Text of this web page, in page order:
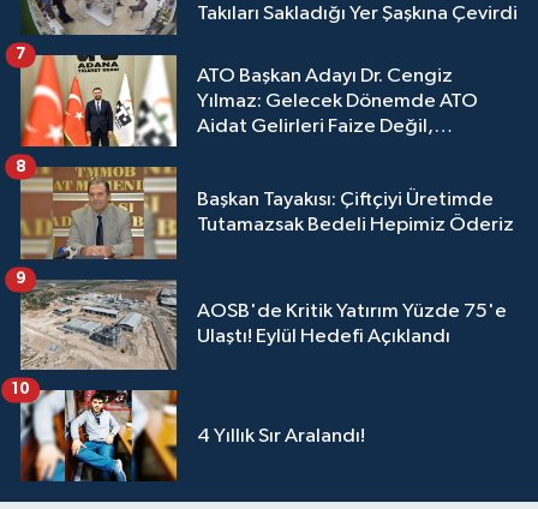
Takıları Sakladığı Yer Şaşkına Çevirdi
ATO Başkan Adayı Dr. Cengiz
Yılmaz: Gelecek Dönemde ATO
Aidat Gelirleri Faize Değil,
7
Başkan Tayakısı: Çiftçiyi Üretimde
Tutamazsak Bedeli Hepimiz Öderiz
8
AOSB'de Kritik Yatırım Yüzde 75'e
Ulaştı! Eylül Hedefi Açıklandı
9
4 Yıllık Sır Aralandı!
10